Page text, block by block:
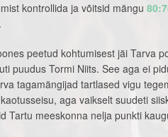
kontrollida ja võitsid mängu
peetud kohtumisest jäi Tarva
puudus Tormi Niits. See aga ei
tagamängijad tartlased vigu
aga vaikselt suudeti
Tartu meeskonna nelja punkti